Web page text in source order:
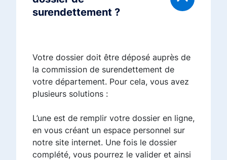
surendettement ?
Votre dossier doit être déposé auprès de
la commission de surendettement de
votre département. Pour cela, vous avez
plusieurs solutions :
L’une est de remplir votre dossier en ligne,
en vous créant un espace personnel sur
notre site internet. Une fois le dossier
complété, vous pourrez le valider et ainsi